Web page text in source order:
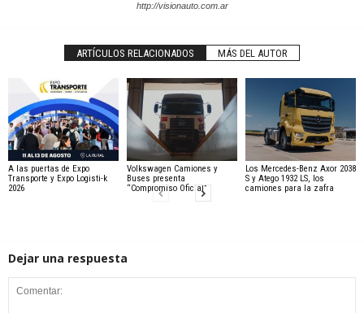
http://visionauto.com.ar
ARTÍCULOS RELACIONADOS MÁS DEL AUTOR
A las puertas de Expo
Transporte y Expo Logisti-k
2026
Volkswagen Camiones y
Buses presenta
“Compromiso Oficial”
Los Mercedes-Benz Axor 2038
S y Atego 1932 LS, los
camiones para la zafra
Dejar una respuesta